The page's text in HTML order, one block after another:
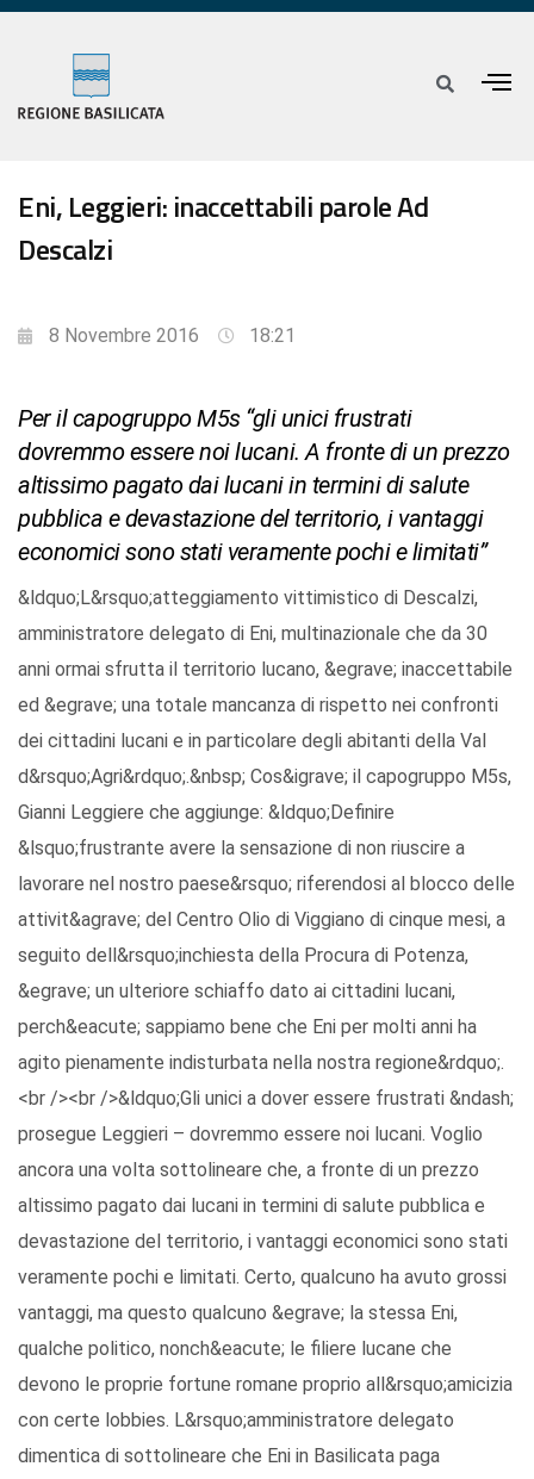
Eni, Leggieri: inaccettabili parole Ad
Descalzi
8 Novembre 2016 18:21
Per il capogruppo M5s “gli unici frustrati
dovremmo essere noi lucani. A fronte di un prezzo
altissimo pagato dai lucani in termini di salute
pubblica e devastazione del territorio, i vantaggi
economici sono stati veramente pochi e limitati”
&ldquo;L&rsquo;atteggiamento vittimistico di Descalzi,
amministratore delegato di Eni, multinazionale che da 30
anni ormai sfrutta il territorio lucano, &egrave; inaccettabile
ed &egrave; una totale mancanza di rispetto nei confronti
dei cittadini lucani e in particolare degli abitanti della Val
d&rsquo;Agri&rdquo;.&nbsp; Cos&igrave; il capogruppo M5s,
Gianni Leggiere che aggiunge: &ldquo;Definire
&lsquo;frustrante avere la sensazione di non riuscire a
lavorare nel nostro paese&rsquo; riferendosi al blocco delle
attivit&agrave; del Centro Olio di Viggiano di cinque mesi, a
seguito dell&rsquo;inchiesta della Procura di Potenza,
&egrave; un ulteriore schiaffo dato ai cittadini lucani,
perch&eacute; sappiamo bene che Eni per molti anni ha
agito pienamente indisturbata nella nostra regione&rdquo;.
<br /><br />&ldquo;Gli unici a dover essere frustrati &ndash;
prosegue Leggieri – dovremmo essere noi lucani. Voglio
ancora una volta sottolineare che, a fronte di un prezzo
altissimo pagato dai lucani in termini di salute pubblica e
devastazione del territorio, i vantaggi economici sono stati
veramente pochi e limitati. Certo, qualcuno ha avuto grossi
vantaggi, ma questo qualcuno &egrave; la stessa Eni,
qualche politico, nonch&eacute; le filiere lucane che
devono le proprie fortune romane proprio all&rsquo;amicizia
con certe lobbies. L&rsquo;amministratore delegato
dimentica di sottolineare che Eni in Basilicata paga